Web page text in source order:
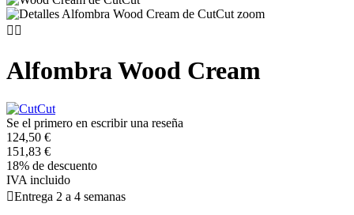
 
Alfombra Wood Cream
Se el primero en escribir una reseña
124,50 €
151,83 €
18% de descuento
IVA incluido
Entrega 2 a 4 semanas